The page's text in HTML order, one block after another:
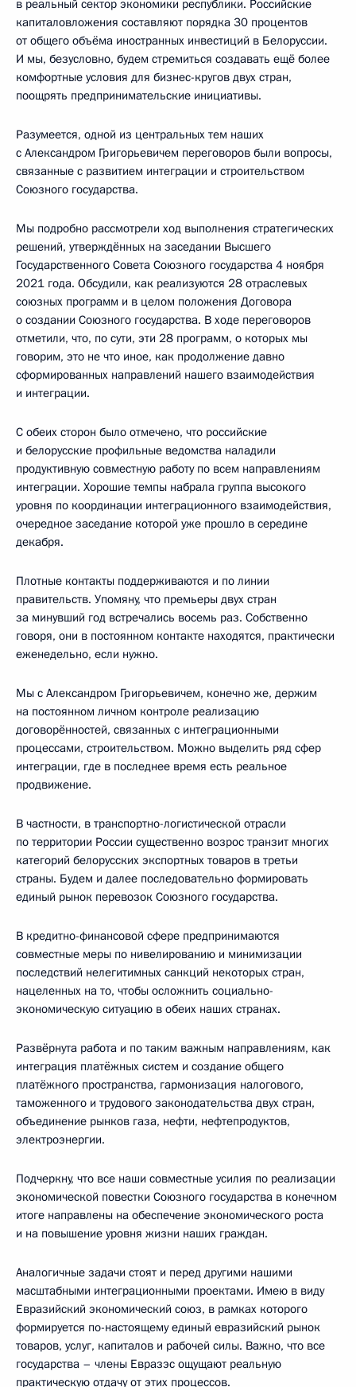
в реальный сектор экономики республики. Российские
капиталовложения составляют порядка 30 процентов
от общего объёма иностранных инвестиций в Белоруссии.
И мы, безусловно, будем стремиться создавать ещё более
комфортные условия для бизнес-кругов двух стран,
поощрять предпринимательские инициативы.
Разумеется, одной из центральных тем наших
с Александром Григорьевичем переговоров были вопросы,
связанные с развитием интеграции и строительством
Союзного государства.
Мы подробно рассмотрели ход выполнения стратегических
решений, утверждённых на заседании Высшего
Государственного Совета Союзного государства 4 ноября
2021 года. Обсудили, как реализуются 28 отраслевых
союзных программ и в целом положения Договора
о создании Союзного государства. В ходе переговоров
отметили, что, по сути, эти 28 программ, о которых мы
говорим, это не что иное, как продолжение давно
сформированных направлений нашего взаимодействия
и интеграции.
С обеих сторон было отмечено, что российские
и белорусские профильные ведомства наладили
продуктивную совместную работу по всем направлениям
интеграции. Хорошие темпы набрала группа высокого
уровня по координации интеграционного взаимодействия,
очередное заседание которой уже прошло в середине
декабря.
Плотные контакты поддерживаются и по линии
правительств. Упомяну, что премьеры двух стран
за минувший год встречались восемь раз. Собственно
говоря, они в постоянном контакте находятся, практически
еженедельно, если нужно.
Мы с Александром Григорьевичем, конечно же, держим
на постоянном личном контроле реализацию
договорённостей, связанных с интеграционными
процессами, строительством. Можно выделить ряд сфер
интеграции, где в последнее время есть реальное
продвижение.
В частности, в транспортно-логистической отрасли
по территории России существенно возрос транзит многих
категорий белорусских экспортных товаров в третьи
страны. Будем и далее последовательно формировать
единый рынок перевозок Союзного государства.
В кредитно-финансовой сфере предпринимаются
совместные меры по нивелированию и минимизации
последствий нелегитимных санкций некоторых стран,
нацеленных на то, чтобы осложнить социально-
экономическую ситуацию в обеих наших странах.
Развёрнута работа и по таким важным направлениям, как
интеграция платёжных систем и создание общего
платёжного пространства, гармонизация налогового,
таможенного и трудового законодательства двух стран,
объединение рынков газа, нефти, нефтепродуктов,
электроэнергии.
Подчеркну, что все наши совместные усилия по реализации
экономической повестки Союзного государства в конечном
итоге направлены на обеспечение экономического роста
и на повышение уровня жизни наших граждан.
Аналогичные задачи стоят и перед другими нашими
масштабными интеграционными проектами. Имею в виду
Евразийский экономический союз, в рамках которого
формируется по-настоящему единый евразийский рынок
товаров, услуг, капиталов и рабочей силы. Важно, что все
государства – члены Евразэс ощущают реальную
практическую отдачу от этих процессов.